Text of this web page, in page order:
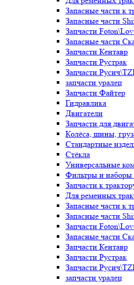
Запасные части к
Запасные части
Запчасти
Запасные части
Запчасти Кентавр
Запчасти Рустрак
Запчасти
запчасти уралец
Запчасти Файтер
Гидравлика
Двигатели
Запчасти для
Колёса, шины,
Стандартные
Стёкла
Универсальные
Фильтры и
Запчасти к
Для ременных
Запасные части к
Запасные части
Запчасти
Запасные части
Запчасти Кентавр
Запчасти Рустрак
Запчасти
запчасти уралец